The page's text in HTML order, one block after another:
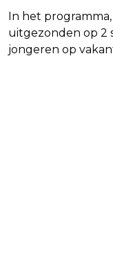
In het
uitgezonden op 2
jongeren op